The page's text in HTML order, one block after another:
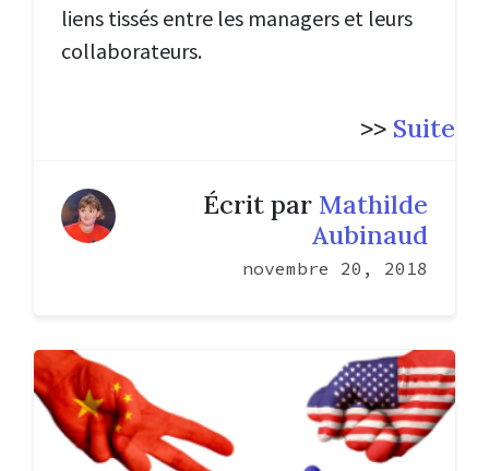
liens tissés entre les managers et leurs
collaborateurs.
>> Suite
Écrit par Mathilde
Aubinaud
novembre 20, 2018